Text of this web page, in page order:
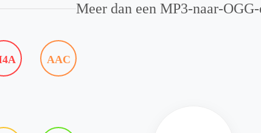
Meer dan een MP3-naar-
AAC